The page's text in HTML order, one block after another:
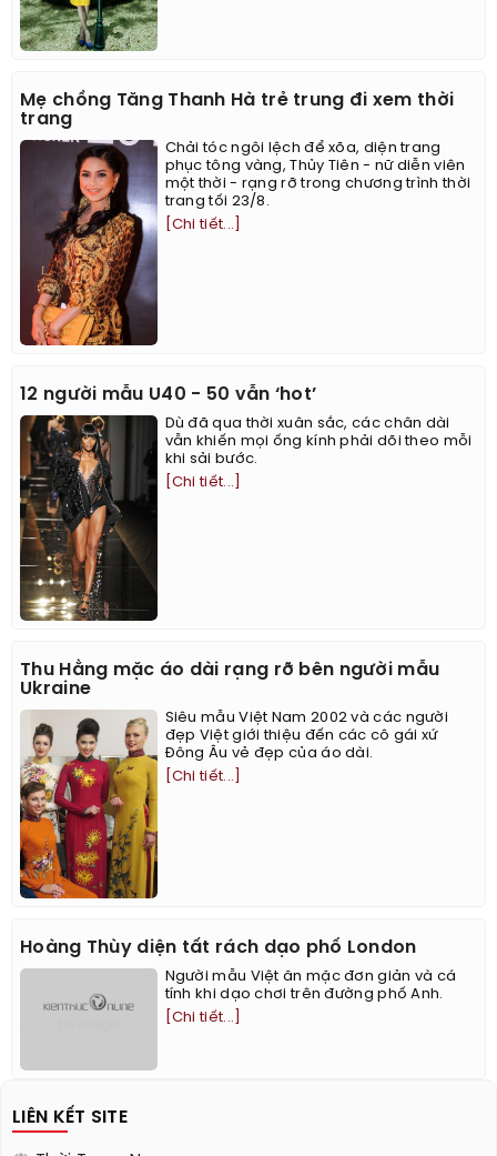
Mẹ chồng Tăng Thanh Hà trẻ trung đi xem thời
trang
Chải tóc ngôi lệch để xõa, diện trang
phục tông vàng, Thủy Tiên - nữ diễn viên
một thời - rạng rỡ trong chương trình thời
trang tối 23/8.
[Chi tiết...]
12 người mẫu U40 - 50 vẫn ‘hot’
Dù đã qua thời xuân sắc, các chân dài
vẫn khiến mọi ống kính phải dõi theo mỗi
khi sải bước.
[Chi tiết...]
Thu Hằng mặc áo dài rạng rỡ bên người mẫu
Ukraine
Siêu mẫu Việt Nam 2002 và các người
đẹp Việt giới thiệu đến các cô gái xứ
Đông Âu vẻ đẹp của áo dài.
[Chi tiết...]
Hoàng Thùy diện tất rách dạo phố London
Người mẫu Việt ăn mặc đơn giản và cá
tính khi dạo chơi trên đường phố Anh.
[Chi tiết...]
LIÊN KẾT SITE